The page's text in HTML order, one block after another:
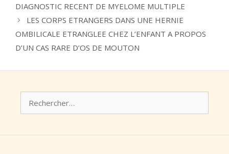
DIAGNOSTIC RECENT DE MYELOME MULTIPLE
LES CORPS ETRANGERS DANS UNE HERNIE
OMBILICALE ETRANGLEE CHEZ L’ENFANT A PROPOS
D’UN CAS RARE D’OS DE MOUTON